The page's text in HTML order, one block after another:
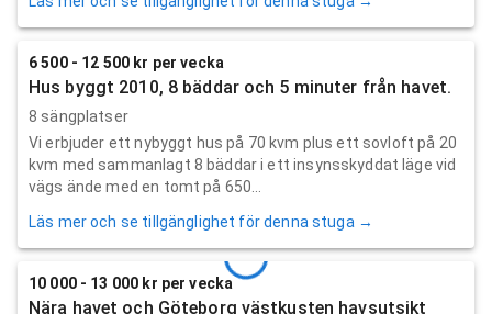
6 500 - 12 500 kr per vecka
Hus byggt 2010, 8 bäddar och 5 minuter från havet.
8 sängplatser
Vi erbjuder ett nybyggt hus på 70 kvm plus ett sovloft på 20
kvm med sammanlagt 8 bäddar i ett insynsskyddat läge vid
vägs ände med en tomt på 650...
Läs mer och se tillgänglighet för denna stuga →
10 000 - 13 000 kr per vecka
Nära havet och Göteborg västkusten havsutsikt